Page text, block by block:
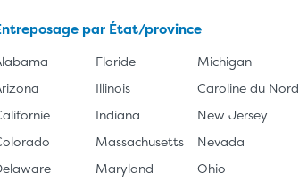
par État/province
Floride
Illinois
Indiana
Massachusetts
Maryland
Michigan
Caroline du Nord
New Jersey
Nevada
Ohio